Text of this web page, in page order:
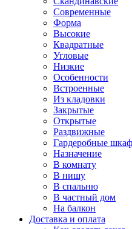
Современные
Форма
Высокие
Квадратные
Угловые
Низкие
Особенности
Встроенные
Из кладовки
Закрытые
Открытые
Раздвижные
Гардеробные
Назначение
В комнату
В нишу
В спальню
В частный дом
На балкон
Доставка и оплата